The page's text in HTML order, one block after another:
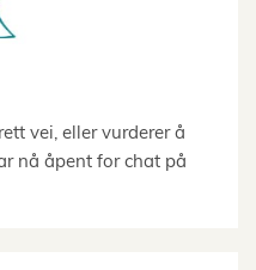
vei, eller vurderer å
nå åpent for chat på